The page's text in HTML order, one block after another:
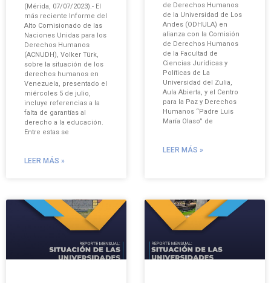
(Mérida, 07/07/2023).- El
más reciente Informe del
Alto Comisionado de las
Naciones Unidas para los
Derechos Humanos
(ACNUDH), Volker Türk,
sobre la situación de los
derechos humanos en
Venezuela, presentado el
miércoles 5 de julio,
incluye referencias a la
falta de garantías al
derecho a la educación.
Entre estas se
LEER MÁS »
de Derechos Humanos
de la Universidad de Los
Andes (ODHULA) en
alianza con la Comisión
de Derechos Humanos
de la Facultad de
Ciencias Jurídicas y
Políticas de La
Universidad del Zulia,
Aula Abierta, y el Centro
para la Paz y Derechos
Humanos “Padre Luis
María Olaso” de
LEER MÁS »